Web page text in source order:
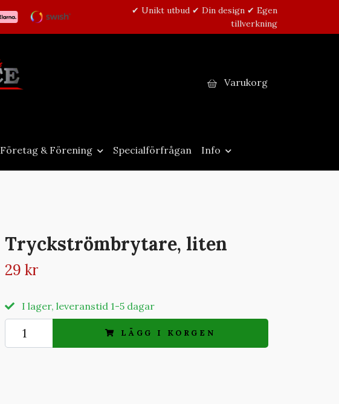
✔ Unikt utbud ✔ Din design ✔ Egen
tillverkning
Varukorg
Företag & Förening Specialförfrågan Info
Tryckströmbrytare, liten
29 kr
I lager, leveranstid 1-5 dagar
LÄGG I KORGEN